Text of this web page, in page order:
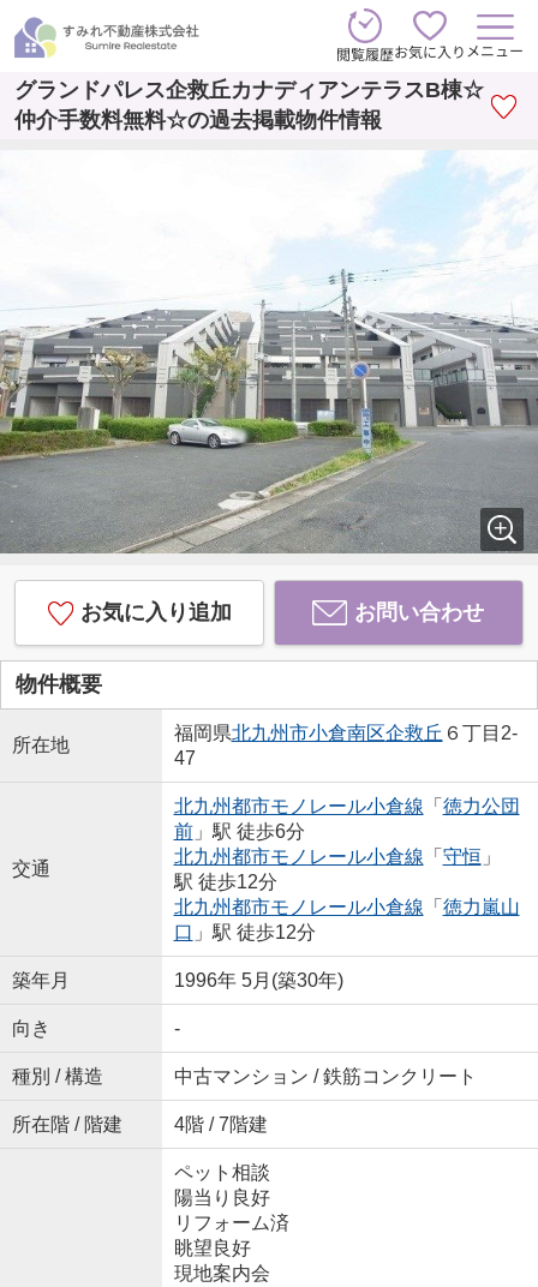
閲覧履歴お気に入り メニュー
グランドパレス企救丘カナディアンテラスB棟☆
仲介手数料無料☆の過去掲載物件情報
お気に入り追加 お問い合わせ
物件概要
所在地
福岡県北九州市小倉南区企救丘 ６丁目2-
47
交通
北九州都市モノレール小倉線 「 徳力公団
前」駅 徒歩6分
北九州都市モノレール小倉線 「 守恒 」
駅 徒歩12分
北九州都市モノレール小倉線 「 徳力嵐山
口 」駅 徒歩12分
築年月 1996年 5月(築30年)
向き -
種別 / 構造 中古マンション / 鉄筋コンクリート
所在階 / 階建 4階 / 7階建
ペット相談
陽当り良好
リフォーム済
眺望良好
現地案内会